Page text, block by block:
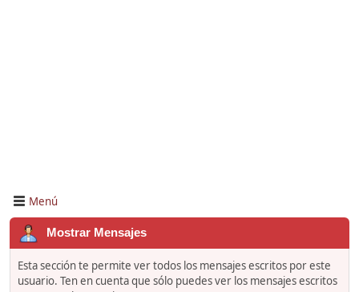
Menú
Mostrar Mensajes
Esta sección te permite ver todos los mensajes escritos por este
usuario. Ten en cuenta que sólo puedes ver los mensajes escritos